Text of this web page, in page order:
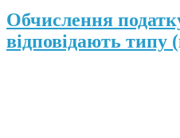
Обчислення
відповідають типу